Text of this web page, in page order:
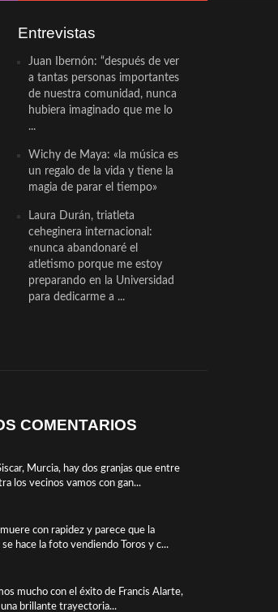
Entrevistas
Juan Ibernón: “después de ver
a tantas personas importantes
de nuestra comunidad, nunca
hubiera imaginado que me lo
...
Wichy de Maya: «la música es
un regalo de la vida y tiene la
magia de parar el tiempo»
Laura Durán, triatleta
ceheginera internacional:
«nunca abandonaré el
atletismo porque me estoy
preparando en la Universidad
para dedicarme a ...
COMENTARIOS
Murcia, hay dos granjas que entre
los vecinos vamos con gan...
con rapidez y parece que la
hace la foto vendiendo Toros y c...
mucho con el éxito de Francis Alarte,
brillante trayectoria...